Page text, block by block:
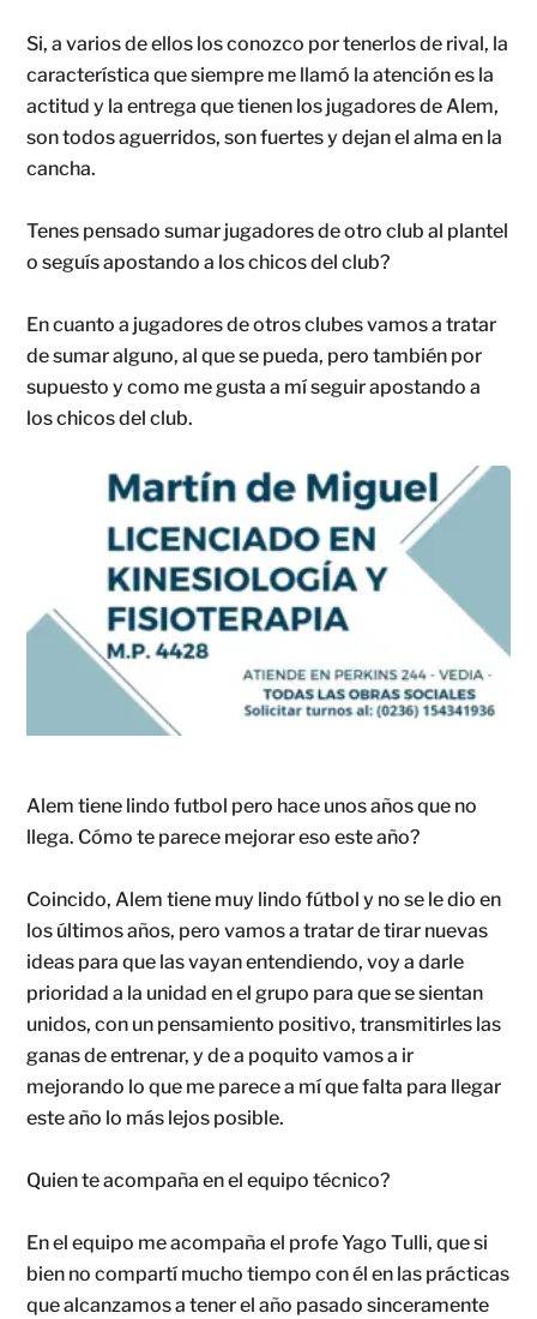
Si, a varios de ellos los conozco por tenerlos de rival, la
característica que siempre me llamó la atención es la
actitud y la entrega que tienen los jugadores de Alem,
son todos aguerridos, son fuertes y dejan el alma en la
cancha.
Tenes pensado sumar jugadores de otro club al plantel
o seguís apostando a los chicos del club?
En cuanto a jugadores de otros clubes vamos a tratar
de sumar alguno, al que se pueda, pero también por
supuesto y como me gusta a mí seguir apostando a
los chicos del club.
Alem tiene lindo futbol pero hace unos años que no
llega. Cómo te parece mejorar eso este año?
Coincido, Alem tiene muy lindo fútbol y no se le dio en
los últimos años, pero vamos a tratar de tirar nuevas
ideas para que las vayan entendiendo, voy a darle
prioridad a la unidad en el grupo para que se sientan
unidos, con un pensamiento positivo, transmitirles las
ganas de entrenar, y de a poquito vamos a ir
mejorando lo que me parece a mí que falta para llegar
este año lo más lejos posible.
Quien te acompaña en el equipo técnico?
En el equipo me acompaña el profe Yago Tulli, que si
bien no compartí mucho tiempo con él en las prácticas
que alcanzamos a tener el año pasado sinceramente